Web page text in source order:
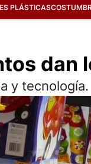
PLÁSTICAS
dan
y